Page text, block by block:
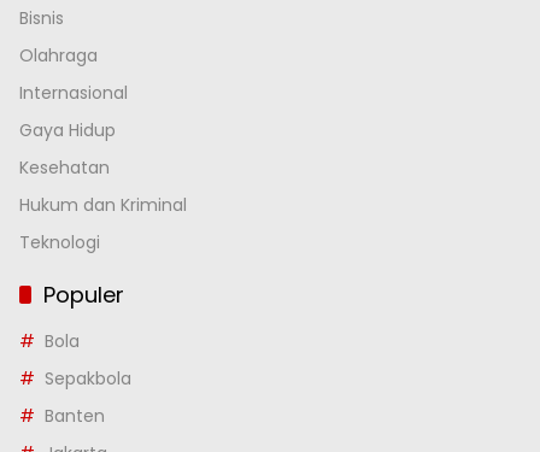
Bisnis
Olahraga
Internasional
Gaya Hidup
Kesehatan
Hukum dan Kriminal
Teknologi
Populer
Bola
Sepakbola
Banten